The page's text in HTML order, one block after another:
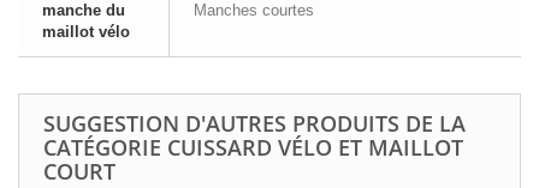
manche du
maillot vélo
Manches courtes
SUGGESTION D'AUTRES PRODUITS DE LA
CATÉGORIE CUISSARD VÉLO ET MAILLOT
COURT